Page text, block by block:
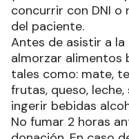
concurrir con DNI o
del paciente.
Antes de asistir a
almorzar alimentos
tales como: mate,
frutas, queso, leche,
ingerir bebidas
No fumar 2 horas